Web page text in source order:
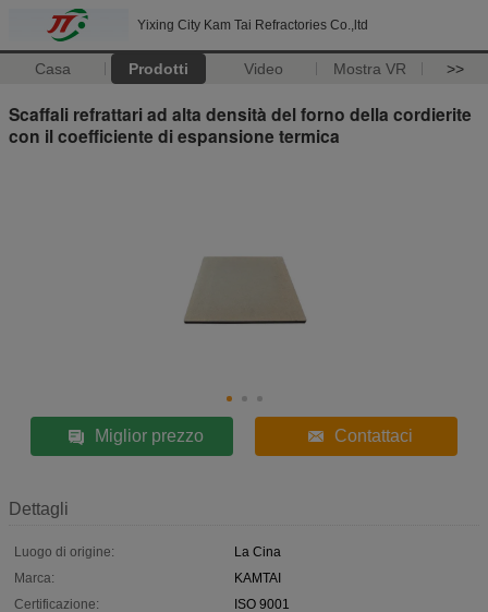
Yixing City Kam Tai Refractories Co.,ltd
Casa Prodotti Video Mostra VR >>
Scaffali refrattari ad alta densità del forno della cordierite
con il coefficiente di espansione termica
Miglior prezzo Contattaci
Dettagli
Luogo di origine:
La Cina
Marca:
KAMTAI
Certificazione:
ISO 9001